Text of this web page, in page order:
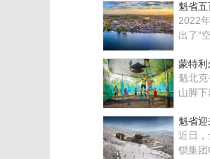
魁省
2022
出了“
蒙特
魁北
山脚
魁省
近日
锁集